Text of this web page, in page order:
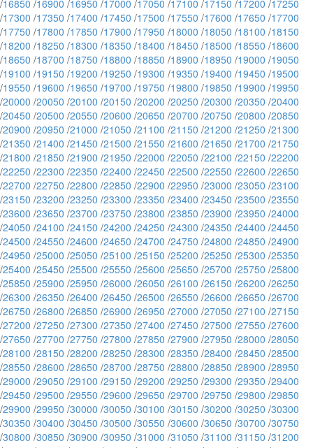
/16850 /16900 /16950 /17000 /17050 /17100 /17150 /17200 /17250
/17300 /17350 /17400 /17450 /17500 /17550 /17600 /17650 /17700
/17750 /17800 /17850 /17900 /17950 /18000 /18050 /18100 /18150
/18200 /18250 /18300 /18350 /18400 /18450 /18500 /18550 /18600
/18650 /18700 /18750 /18800 /18850 /18900 /18950 /19000 /19050
/19100 /19150 /19200 /19250 /19300 /19350 /19400 /19450 /19500
/19550 /19600 /19650 /19700 /19750 /19800 /19850 /19900 /19950
/20000 /20050 /20100 /20150 /20200 /20250 /20300 /20350 /20400
/20450 /20500 /20550 /20600 /20650 /20700 /20750 /20800 /20850
/20900 /20950 /21000 /21050 /21100 /21150 /21200 /21250 /21300
/21350 /21400 /21450 /21500 /21550 /21600 /21650 /21700 /21750
/21800 /21850 /21900 /21950 /22000 /22050 /22100 /22150 /22200
/22250 /22300 /22350 /22400 /22450 /22500 /22550 /22600 /22650
/22700 /22750 /22800 /22850 /22900 /22950 /23000 /23050 /23100
/23150 /23200 /23250 /23300 /23350 /23400 /23450 /23500 /23550
/23600 /23650 /23700 /23750 /23800 /23850 /23900 /23950 /24000
/24050 /24100 /24150 /24200 /24250 /24300 /24350 /24400 /24450
/24500 /24550 /24600 /24650 /24700 /24750 /24800 /24850 /24900
/24950 /25000 /25050 /25100 /25150 /25200 /25250 /25300 /25350
/25400 /25450 /25500 /25550 /25600 /25650 /25700 /25750 /25800
/25850 /25900 /25950 /26000 /26050 /26100 /26150 /26200 /26250
/26300 /26350 /26400 /26450 /26500 /26550 /26600 /26650 /26700
/26750 /26800 /26850 /26900 /26950 /27000 /27050 /27100 /27150
/27200 /27250 /27300 /27350 /27400 /27450 /27500 /27550 /27600
/27650 /27700 /27750 /27800 /27850 /27900 /27950 /28000 /28050
/28100 /28150 /28200 /28250 /28300 /28350 /28400 /28450 /28500
/28550 /28600 /28650 /28700 /28750 /28800 /28850 /28900 /28950
/29000 /29050 /29100 /29150 /29200 /29250 /29300 /29350 /29400
/29450 /29500 /29550 /29600 /29650 /29700 /29750 /29800 /29850
/29900 /29950 /30000 /30050 /30100 /30150 /30200 /30250 /30300
/30350 /30400 /30450 /30500 /30550 /30600 /30650 /30700 /30750
/30800 /30850 /30900 /30950 /31000 /31050 /31100 /31150 /31200